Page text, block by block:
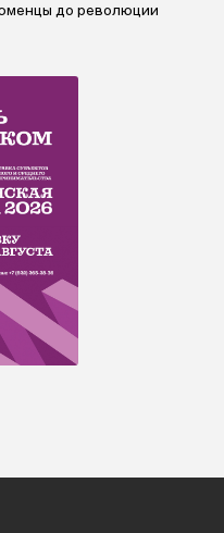
до революции